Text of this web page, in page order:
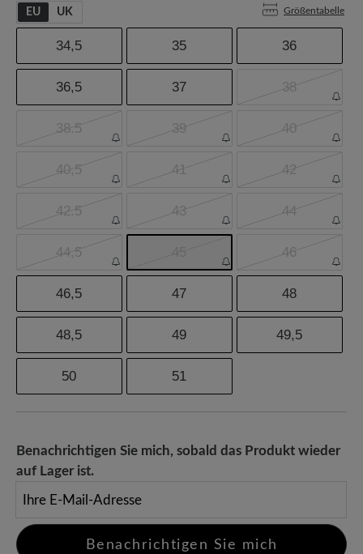
EU UK Größentabelle
34,5 35 36
36,5 37 38
38.5 39 40
40,5 41 42
42.5 43 44
44,5 46
46,5 47 48
48,5 49 49,5
50 51
Benachrichtigen Sie mich, sobald das Produkt wieder
auf Lager ist.
Benachrichtigen Sie mich